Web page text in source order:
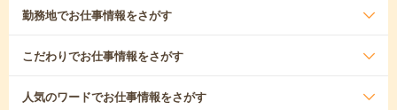
勤務地でお仕事情報をさがす
こだわりでお仕事情報をさがす
人気のワードでお仕事情報をさがす